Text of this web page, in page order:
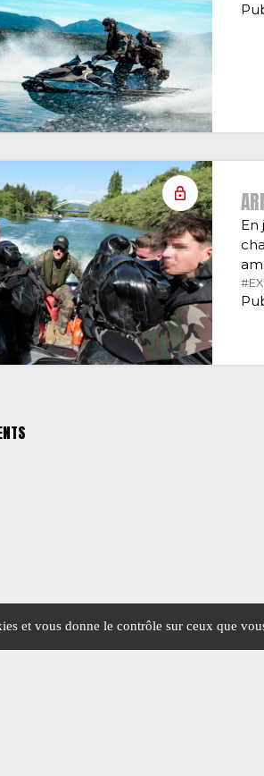
En
et vous donne le contrôle sur ceux que